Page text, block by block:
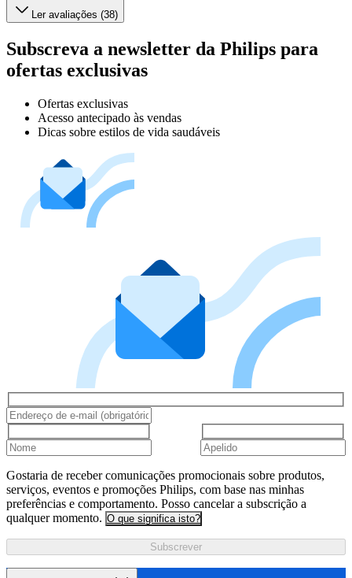
Ler avaliações (38)
Subscreva a newsletter da Philips para
ofertas exclusivas
Ofertas exclusivas
Acesso antecipado às vendas
Dicas sobre estilos de vida saudáveis
Gostaria de receber comunicações promocionais sobre produtos,
serviços, eventos e promoções Philips, com base nas minhas
preferências e comportamento. Posso cancelar a subscrição a
qualquer momento. O que significa isto?
Subscrever